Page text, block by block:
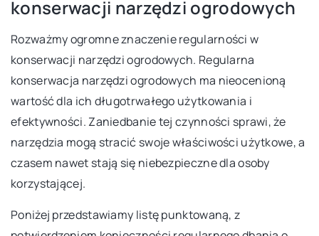
konserwacji narzędzi ogrodowych
Rozważmy ogromne znaczenie regularności w
konserwacji narzędzi ogrodowych. Regularna
konserwacja narzędzi ogrodowych ma nieocenioną
wartość dla ich długotrwałego użytkowania i
efektywności. Zaniedbanie tej czynności sprawi, że
narzędzia mogą stracić swoje właściwości użytkowe, a
czasem nawet stają się niebezpieczne dla osoby
korzystającej.
Poniżej przedstawiamy listę punktowaną, z